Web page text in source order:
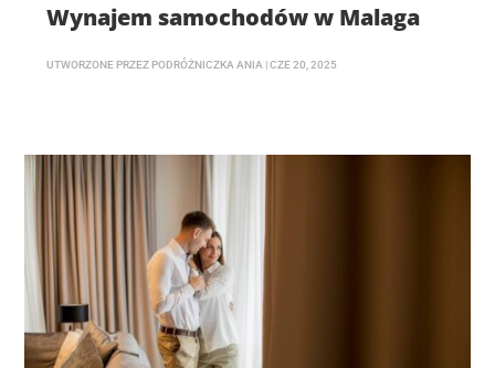
Wynajem samochodów w Malaga
UTWORZONE PRZEZ PODRÓŻNICZKA ANIA |CZE 20, 2025